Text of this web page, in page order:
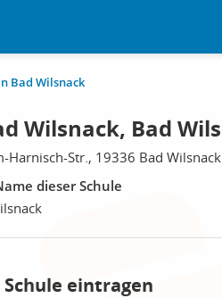
Bad Wilsnack
Wilsnack, Bad
Harnisch-Str., 19336 Bad Wilsnack
dieser Schule
eintragen